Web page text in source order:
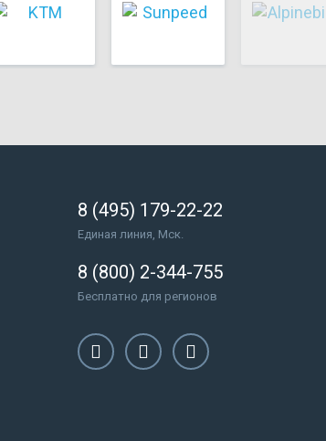
8 (495) 179-22-22
Единая линия, Мск.
8 (800) 2-344-755
Бесплатно для регионов